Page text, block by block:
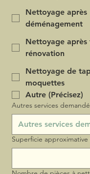
Nettoyage après
déménagement
Nettoyage après
rénovation
Nettoyage de
moquettes
Autre (Précisez)
Autres services
Superficie approximative